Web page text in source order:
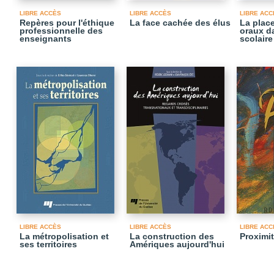
LIBRE ACCÈS
Repères pour l'éthique
professionnelle des
enseignants
LIBRE ACCÈS
La face cachée des élus
LIBRE
La
oraux
LIBRE ACCÈS
La métropolisation et
ses territoires
LIBRE ACCÈS
La construction des
Amériques aujourd'hui
LIBRE